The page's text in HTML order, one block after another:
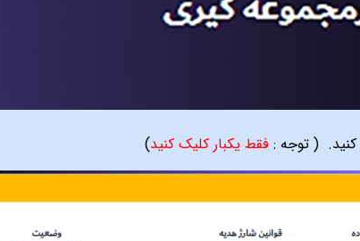
( توجه : فقط یکبار کلیک کنید)